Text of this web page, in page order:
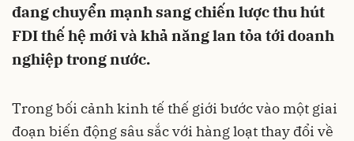
đang chuyển mạnh sang chiến lược thu hút
FDI thế hệ mới và khả năng lan tỏa tới doanh
nghiệp trong nước.
Trong bối cảnh kinh tế thế giới bước vào một giai
đoạn biến động sâu sắc với hàng loạt thay đổi về